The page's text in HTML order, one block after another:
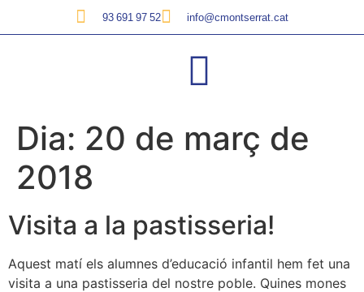
93 691 97 52 info@cmontserrat.cat
Dia: 20 de març de
2018
Visita a la pastisseria!
Aquest matí els alumnes d’educació infantil hem fet una
visita a una pastisseria del nostre poble. Quines mones